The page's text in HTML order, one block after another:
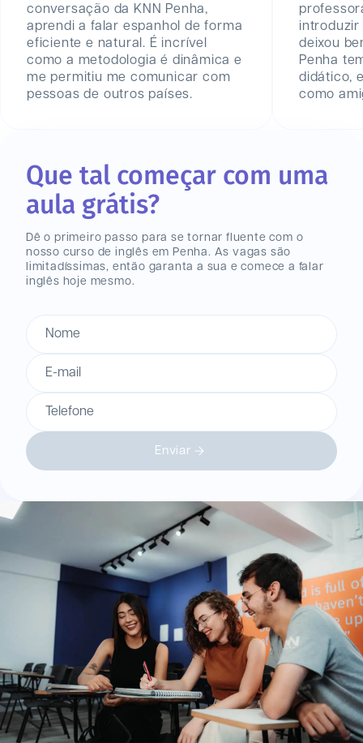
conversação da KNN Penha,
aprendi a falar espanhol de forma
eficiente e natural. É incrível
como a metodologia é dinâmica e
me permitiu me comunicar com
pessoas de outros países.
introduzir
deixou
Penha
didático,
como
Que tal começar com uma
aula grátis?
Dê o primeiro passo para se tornar fluente com o
nosso curso de inglês em Penha. As vagas são
limitadíssimas, então garanta a sua e comece a falar
inglês hoje mesmo.
Nome
E-mail
Telefone
Enviar